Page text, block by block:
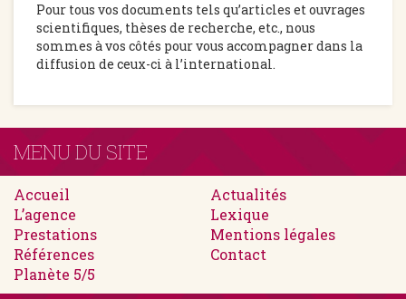
Pour tous vos documents tels qu’articles et ouvrages
scientifiques, thèses de recherche, etc., nous
sommes à vos côtés pour vous accompagner dans la
diffusion de ceux-ci à l’international.
MENU DU SITE
Accueil
L’agence
Prestations
Références
Planète 5/5
Actualités
Lexique
Mentions légales
Contact